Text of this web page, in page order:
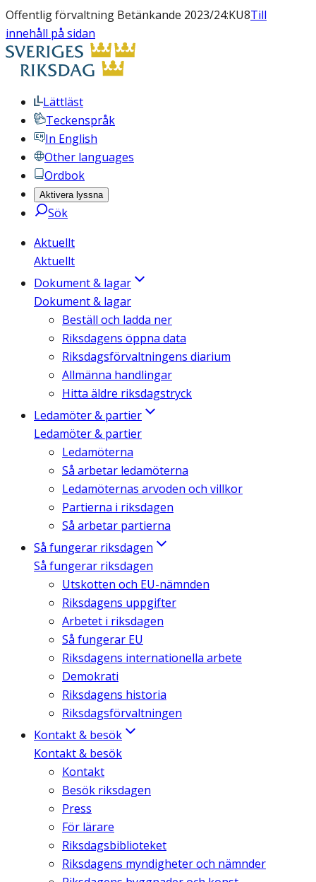
Offentlig förvaltning Betänkande 2023/24:KU8Till
innehåll på sidan
Lättläst
Teckenspråk
In English
Other languages
Ordbok
Aktivera lyssna
Sök
Aktuellt
Aktuellt
Dokument & lagar
Dokument & lagar
Beställ och ladda ner
Riksdagens öppna data
Riksdagsförvaltningens diarium
Allmänna handlingar
Hitta äldre riksdagstryck
Ledamöter & partier
Ledamöter & partier
Ledamöterna
Så arbetar ledamöterna
Ledamöternas arvoden och villkor
Partierna i riksdagen
Så arbetar partierna
Så fungerar riksdagen
Så fungerar riksdagen
Utskotten och EU-nämnden
Riksdagens uppgifter
Arbetet i riksdagen
Så fungerar EU
Riksdagens internationella arbete
Demokrati
Riksdagens historia
Riksdagsförvaltningen
Kontakt & besök
Kontakt & besök
Kontakt
Besök riksdagen
Press
För lärare
Riksdagsbiblioteket
Riksdagens myndigheter och nämnder